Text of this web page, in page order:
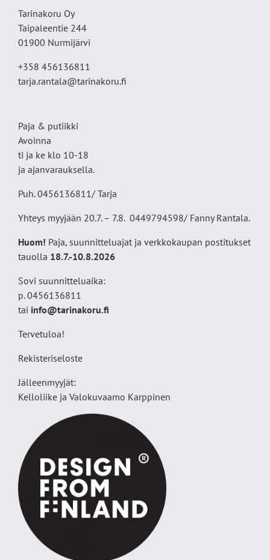
Tarinakoru Oy
Taipaleentie 244
01900 Nurmijärvi
+358 456136811
tarja.rantala@tarinakoru.fi
Paja & putiikki
Avoinna
ti ja ke klo 10-18
ja ajanvarauksella.
Puh. 0456136811/ Tarja
Yhteys myyjään 20.7. – 7.8. 0449794598/ Fanny Rantala.
Huom! Paja, suunnitteluajat ja verkkokaupan postitukset
tauolla 18.7.-10.8.2026
Sovi suunnitteluaika:
p. 0456136811
tai info@tarinakoru.fi
Tervetuloa!
Rekisteriseloste
Jälleenmyyjät:
Kelloliike ja Valokuvaamo Karppinen